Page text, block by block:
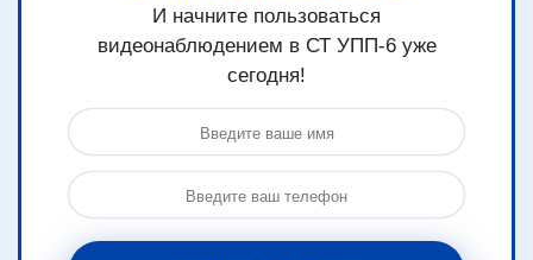
И начните пользоваться
видеонаблюдением в СТ УПП-6 уже
сегодня!